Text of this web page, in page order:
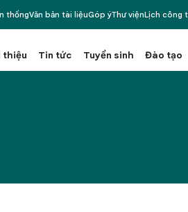
thốngVăn bản tài liệuGóp ýThư việnLịch công
thiệu Tin tức Tuyển sinh Đào tạo